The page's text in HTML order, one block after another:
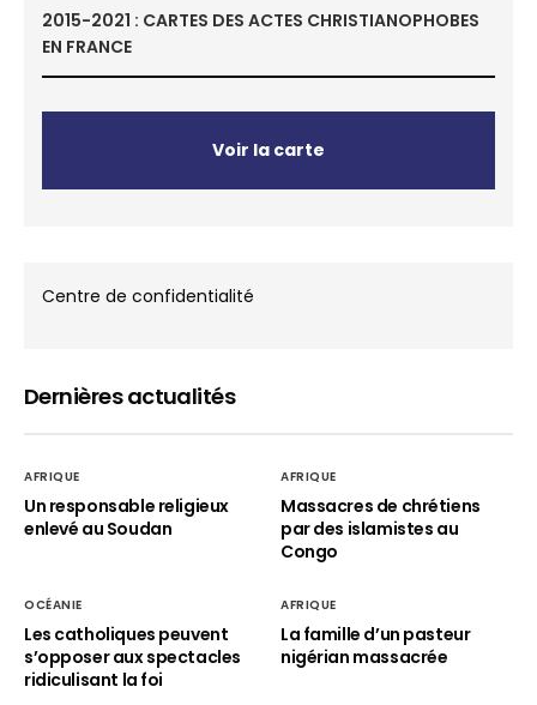
2015-2021 : CARTES DES ACTES CHRISTIANOPHOBES
EN FRANCE
Voir la carte
Centre de confidentialité
Dernières actualités
AFRIQUE
Un responsable religieux
enlevé au Soudan
AFRIQUE
Massacres de chrétiens
par des islamistes au
Congo
OCÉANIE
Les catholiques peuvent
s’opposer aux spectacles
ridiculisant la foi
AFRIQUE
La famille d’un pasteur
nigérian massacrée